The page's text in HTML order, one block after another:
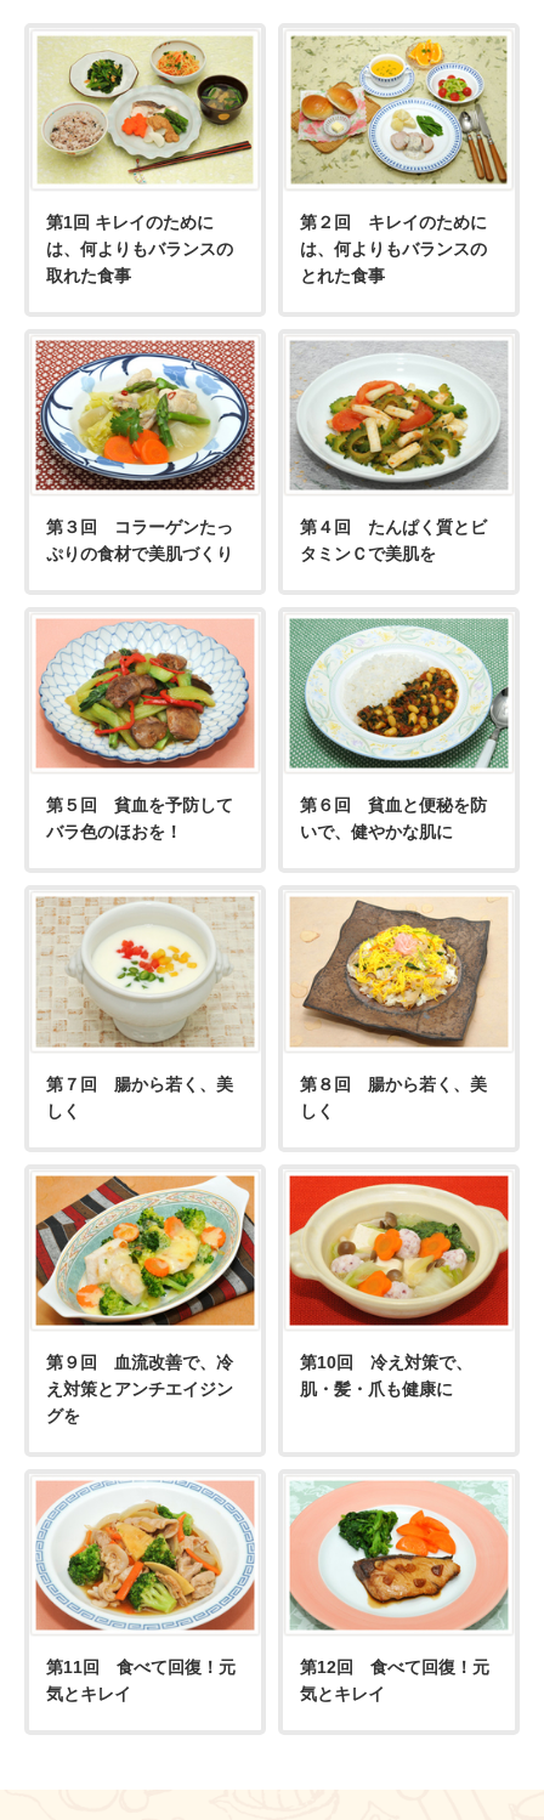
第1回 キレイのために
は、何よりもバランスの
取れた食事
第２回 キレイのために
は、何よりもバランスの
とれた食事
第３回 コラーゲンたっ
ぷりの食材で美肌づくり
第４回 たんぱく質とビ
タミンＣで美肌を
第５回 貧血を予防して
バラ色のほおを！
第６回 貧血と便秘を防
いで、健やかな肌に
第７回 腸から若く、美
しく
第８回 腸から若く、美
しく
第９回 血流改善で、冷
え対策とアンチエイジン
グを
第10回 冷え対策で、
肌・髪・爪も健康に
第11回 食べて回復！元
気とキレイ
第12回 食べて回復！元
気とキレイ